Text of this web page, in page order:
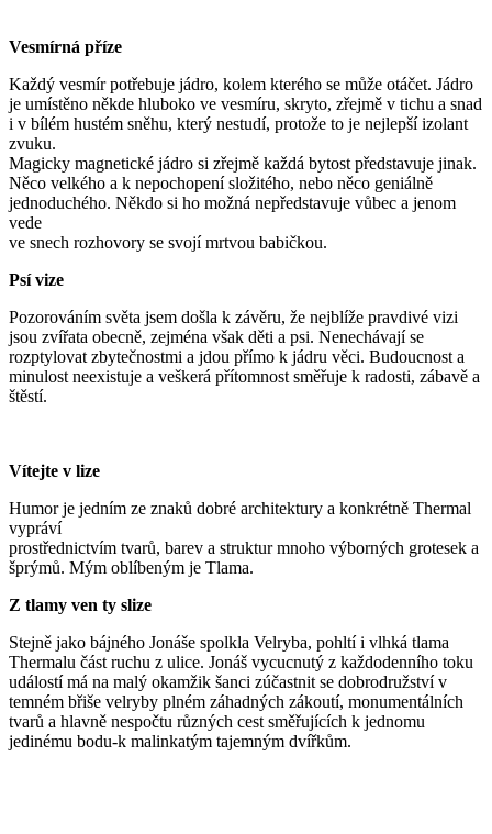
Vesmírná příze
Každý vesmír potřebuje jádro, kolem kterého se může otáčet. Jádro
je umístěno někde hluboko ve vesmíru, skryto, zřejmě v tichu a snad
i v bílém hustém sněhu, který nestudí, protože to je nejlepší izolant
zvuku.
Magicky magnetické jádro si zřejmě každá bytost představuje jinak.
Něco velkého a k nepochopení složitého, nebo něco geniálně
jednoduchého. Někdo si ho možná nepředstavuje vůbec a jenom
vede
ve snech rozhovory se svojí mrtvou babičkou.
Psí vize
Pozorováním světa jsem došla k závěru, že nejblíže pravdivé vizi
jsou zvířata obecně, zejména však děti a psi. Nenechávají se
rozptylovat zbytečnostmi a jdou přímo k jádru věci. Budoucnost a
minulost neexistuje a veškerá přítomnost směřuje k radosti, zábavě a
štěstí.
Vítejte v lize
Humor je jedním ze znaků dobré architektury a konkrétně Thermal
vypráví
prostřednictvím tvarů, barev a struktur mnoho výborných grotesek a
šprýmů. Mým oblíbeným je Tlama.
Z tlamy ven ty slize
Stejně jako bájného Jonáše spolkla Velryba, pohltí i vlhká tlama
Thermalu část ruchu z ulice. Jonáš vycucnutý z každodenního toku
událostí má na malý okamžik šanci zúčastnit se dobrodružství v
temném břiše velryby plném záhadných zákoutí, monumentálních
tvarů a hlavně nespočtu různých cest směřujících k jednomu
jedinému bodu-k malinkatým tajemným dvířkům.